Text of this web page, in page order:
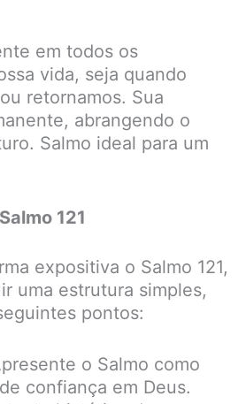
em todos os
vida, seja quando
retornamos. Sua
abrangendo o
Salmo ideal para um
121
expositiva o Salmo 121,
uma estrutura simples,
pontos:
o Salmo como
confiança em Deus.